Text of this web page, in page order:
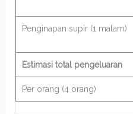
Penginapan supir (1 malam)
Estimasi total pengeluaran
Per orang (4 orang)